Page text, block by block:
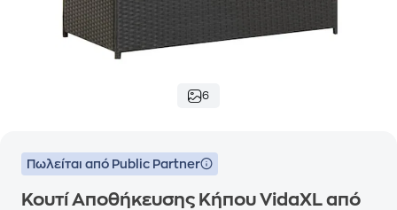
6
Πωλείται από Public Partner
Κουτί Αποθήκευσης Κήπου VidaXL από